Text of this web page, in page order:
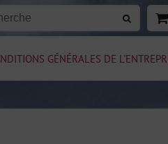
GÉNÉRALES DE